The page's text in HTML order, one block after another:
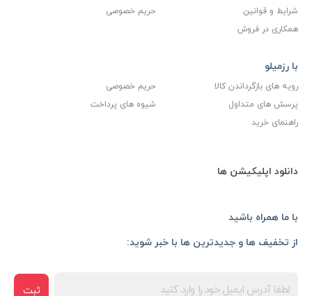
شرایط و قوانین
حریم خصوصی
همکاری در فروش
با رزمیلو
رویه های بازگرداندن کالا
حریم خصوصی
پرسش های متداول
شیوه های پرداخت
راهنمای خرید
دانلود اپلیکیشن ها
از تخفیف ها و جدیدترین ها با خبر شوید:
ثبت
با ما همراه باشید